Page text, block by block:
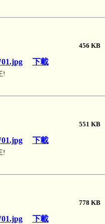
下載
456
!
下載
551
!
下載
778